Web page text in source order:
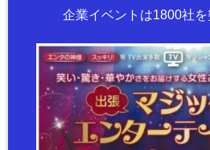
企業イベントは1800社を